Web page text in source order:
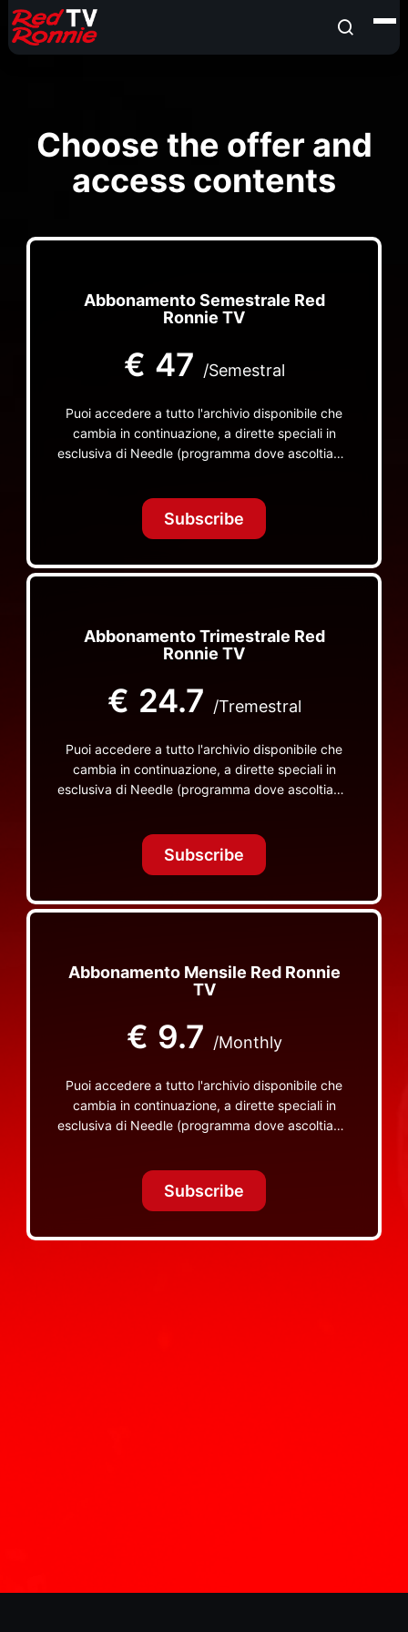
Choose the offer and
access contents
Abbonamento Semestrale Red
Ronnie TV
€ 47 /Semestral
Puoi accedere a tutto l'archivio disponibile che
cambia in continuazione, a dirette speciali in
esclusiva di Needle (programma dove ascoltiamo
TV non visibili da nessuna altra parte
Subscribe
Abbonamento Trimestrale Red
Ronnie TV
€ 24.7 /Tremestral
Puoi accedere a tutto l'archivio disponibile che
cambia in continuazione, a dirette speciali in
esclusiva di Needle (programma dove ascoltiamo
TV non visibili da nessuna altra parte
Subscribe
Abbonamento Mensile Red Ronnie
TV
€ 9.7 /Monthly
Puoi accedere a tutto l'archivio disponibile che
cambia in continuazione, a dirette speciali in
esclusiva di Needle (programma dove ascoltiamo
TV non visibili da nessuna altra parte
Subscribe